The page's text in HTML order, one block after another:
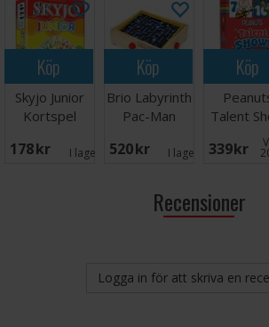
Köp
Skyjo Junior
Kortspel
178 SEK I lager: 1
Köp
Brio Labyrinth
Pac-Man
520 SEK I lager: 3
Köp
Talent
339 SEK
Recensioner
Logga in för att skriva en